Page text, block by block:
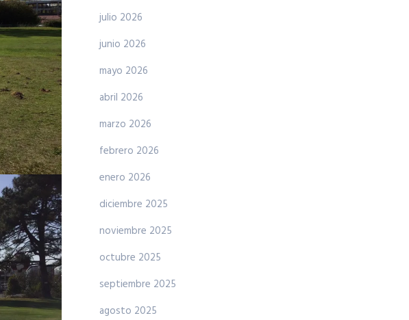
julio 2026
junio 2026
mayo 2026
abril 2026
marzo 2026
febrero 2026
enero 2026
diciembre 2025
noviembre 2025
octubre 2025
septiembre 2025
agosto 2025